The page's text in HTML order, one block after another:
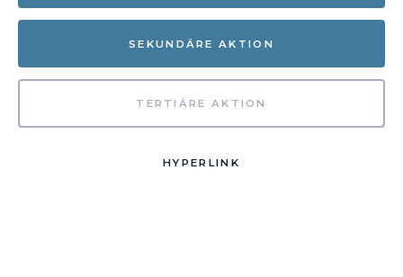
SEKUNDÄRE AKTION
TERTIÄRE AKTION
HYPERLINK